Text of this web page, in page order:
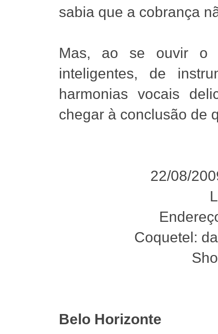
sabia que a cobrança
Mas, ao se ouvir o
inteligentes, de
harmonias vocais
chegar à conclusão de
22/08/
Coquetel:
Belo Horizonte